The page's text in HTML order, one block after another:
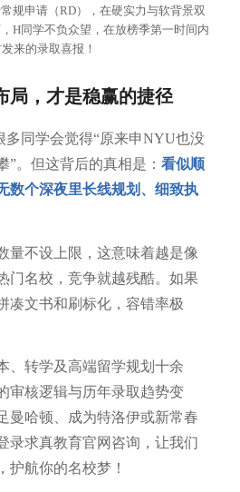
规申请（RD），在硬实力与软背景双
H同学不负众望，在放榜季第一时间内
来的录取喜报！
局，才是稳赢的捷径
多同学会觉得“原来申NYU也没
”。但这背后的真相是： 看似顺
数个深夜里长线规划、细致执
量不设上限，这意味着越是像
门名校，竞争就越残酷。如果
凑文书和刷标化，容错率极
、转学及高端留学规划十余
审核逻辑与历年录取趋势变
曼哈顿、成为特洛伊或新常春
录求真教育官网咨询，让我们
护航你的名校梦！